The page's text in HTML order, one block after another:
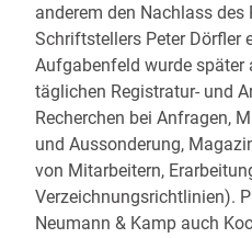
anderem den Nachlass des
Schriftstellers Peter Dörfler
Aufgabenfeld wurde später
täglichen Registratur- und
Recherchen bei Anfragen,
und Aussonderung,
von Mitarbeitern,
Verzeichnungsrichtlinien).
Neumann & Kamp auch